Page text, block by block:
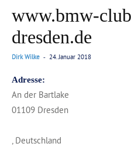
www.bmw-
dresden.de
Dirk Wilke - 24. Januar 2018
Adresse:
An der Bartlake
01109 Dresden
, Deutschland